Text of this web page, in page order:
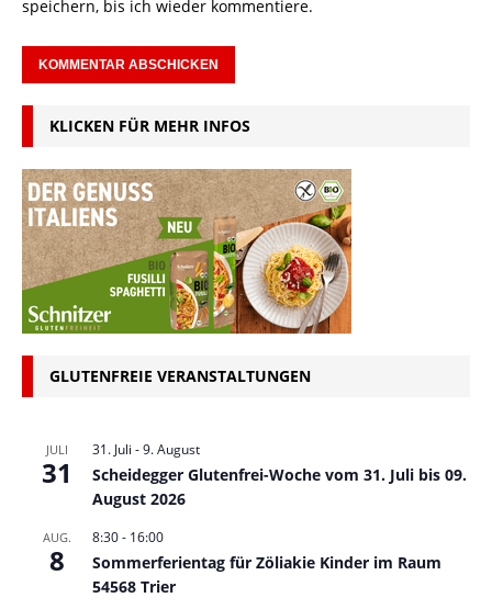
speichern, bis ich wieder kommentiere.
KLICKEN FÜR MEHR INFOS
GLUTENFREIE VERANSTALTUNGEN
JULI
31
31. Juli -9. August
Scheidegger Glutenfrei-Woche vom 31. Juli bis 09.
August 2026
AUG.
8
8:30- 16:00
Sommerferientag für Zöliakie Kinder im Raum
54568 Trier